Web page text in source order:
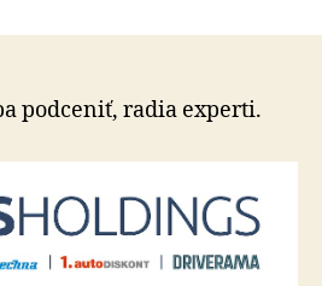
podceniť, radia experti.